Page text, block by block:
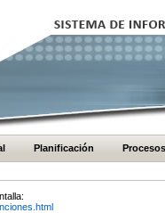
Planificación Procesos